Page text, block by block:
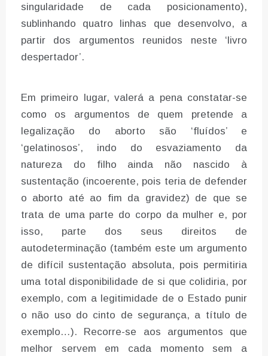
singularidade de cada posicionamento),
sublinhando quatro linhas que desenvolvo, a
partir dos argumentos reunidos neste ‘livro
despertador’.
Em primeiro lugar, valerá a pena constatar-se
como os argumentos de quem pretende a
legalização do aborto são ‘fluídos’ e
‘gelatinosos’, indo do esvaziamento da
natureza do filho ainda não nascido à
sustentação (incoerente, pois teria de defender
o aborto até ao fim da gravidez) de que se
trata de uma parte do corpo da mulher e, por
isso, parte dos seus direitos de
autodeterminação (também este um argumento
de difícil sustentação absoluta, pois permitiria
uma total disponibilidade de si que colidiria, por
exemplo, com a legitimidade de o Estado punir
o não uso do cinto de segurança, a título de
exemplo…). Recorre-se aos argumentos que
melhor servem em cada momento sem a